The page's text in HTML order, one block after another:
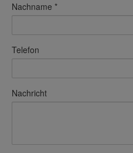
Nachname
Telefon
Nachricht